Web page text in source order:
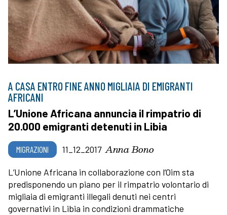
A CASA ENTRO FINE ANNO MIGLIAIA DI EMIGRANTI
AFRICANI
L’Unione Africana annuncia il rimpatrio di
20.000 emigranti detenuti in Libia
MIGRAZIONI 11_12_2017 Anna Bono
L’Unione Africana in collaborazione con l’Oim sta
predisponendo un piano per il rimpatrio volontario di
migliaia di emigranti illegali denuti nei centri
governativi in Libia in condizioni drammatiche